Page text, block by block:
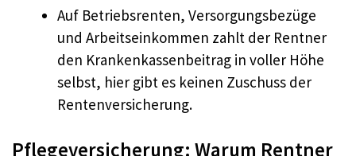
Auf Betriebsrenten, Versorgungsbezüge
und Arbeitseinkommen zahlt der Rentner
den Krankenkassenbeitrag in voller Höhe
selbst, hier gibt es keinen Zuschuss der
Rentenversicherung.
Pflegeversicherung: Warum Rentner